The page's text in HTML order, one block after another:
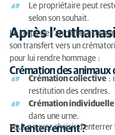
Le propriétaire peut
selon son souhait.
Après
Le corps de l’animal est
son transfert vers un
pour lui rendre hommage :
Crémation des animaux
Crémation collective :
restitution des cendres.
Crémation individuelle
dans une urne.
Et l'enterrement ?
Vous pouvez choisir